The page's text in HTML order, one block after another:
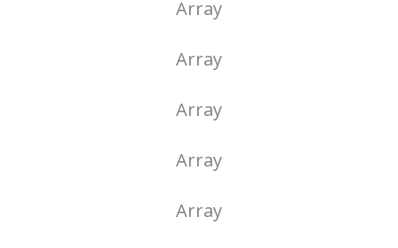
Array
Array
Array
Array
Array